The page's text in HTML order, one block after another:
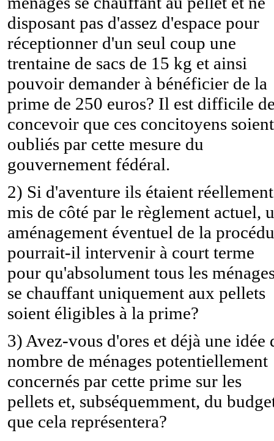
disposant pas d'assez d'espace pour
réceptionner d'un seul coup une
trentaine de sacs de 15 kg et ainsi
pouvoir demander à bénéficier de la
prime de 250 euros? Il est difficile
concevoir que ces concitoyens soient
oubliés par cette mesure du
gouvernement fédéral.
2) Si d'aventure ils étaient réellement
mis de côté par le règlement actuel,
aménagement éventuel de la
pourrait-il intervenir à court terme
pour qu'absolument tous les
se chauffant uniquement aux pellets
soient éligibles à la prime?
3) Avez-vous d'ores et déjà une idée
nombre de ménages potentiellement
concernés par cette prime sur les
pellets et, subséquemment, du
que cela représentera?